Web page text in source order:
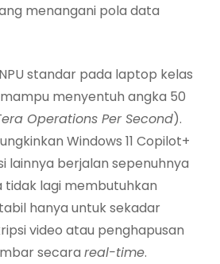
menangani pola data
standar pada laptop kelas
menyentuh angka 50
Operations Per Second).
Windows 11 Copilot+
lainnya berjalan sepenuhnya
tidak lagi membutuhkan
hanya untuk sekadar
video atau penghapusan
secara real-time.